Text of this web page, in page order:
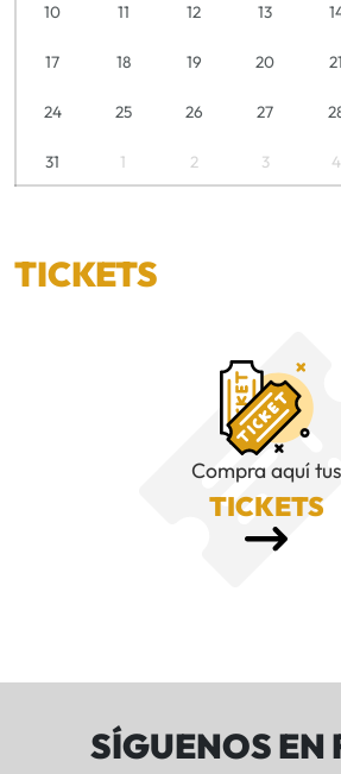
10 11 12 13
17 18 19 20 21
24 25 26 27
31 1 2 3 4
TICKETS
Compra aquí tus
TICKETS
SÍGUENOS EN